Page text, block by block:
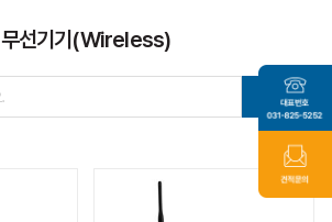
무선기기(Wireless)
Total